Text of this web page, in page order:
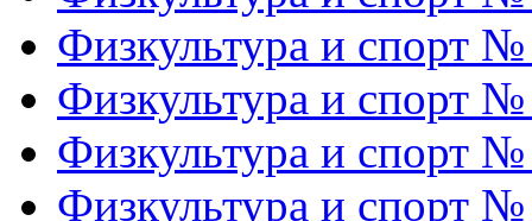
Физкультура и спорт
Физкультура и спорт
Физкультура и спорт
Физкультура и спорт